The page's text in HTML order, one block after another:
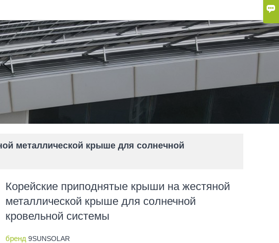

металлической крыше для солнечной
Корейские приподнятые крыши на жестяной
металлической крыше для солнечной
кровельной системы
бренд9SUNSOLAR